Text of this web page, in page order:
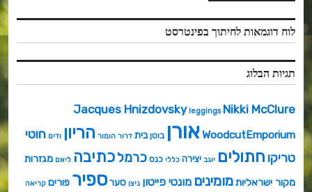
לוח דוגמאות לחיתוך בפינטרסט
תגיות הבלוג
Jacques Hnizdovsky leggings Nikki McClure
WoodcutEmporiumאורן בוטן בית דרור הומור הריון ודים חוטי
טריקו חתולים יוגב יצירה כללי כנס כרמלכתיבה ליאם מגזרות
מקור ישראליותמומינים מונטי פייטון ניצן סערספיר פורים קריאה